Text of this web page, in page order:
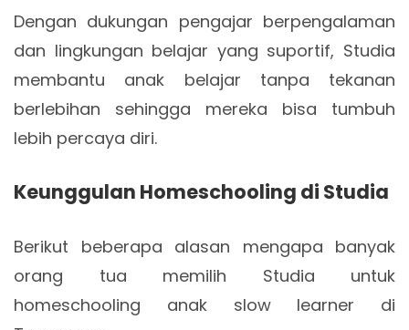
Dengan dukungan pengajar berpengalaman
dan lingkungan belajar yang suportif, Studia
membantu anak belajar tanpa tekanan
berlebihan sehingga mereka bisa tumbuh
lebih percaya diri.
Keunggulan Homeschooling di Studia
Berikut beberapa alasan mengapa banyak
orang tua memilih Studia untuk
homeschooling anak slow learner di